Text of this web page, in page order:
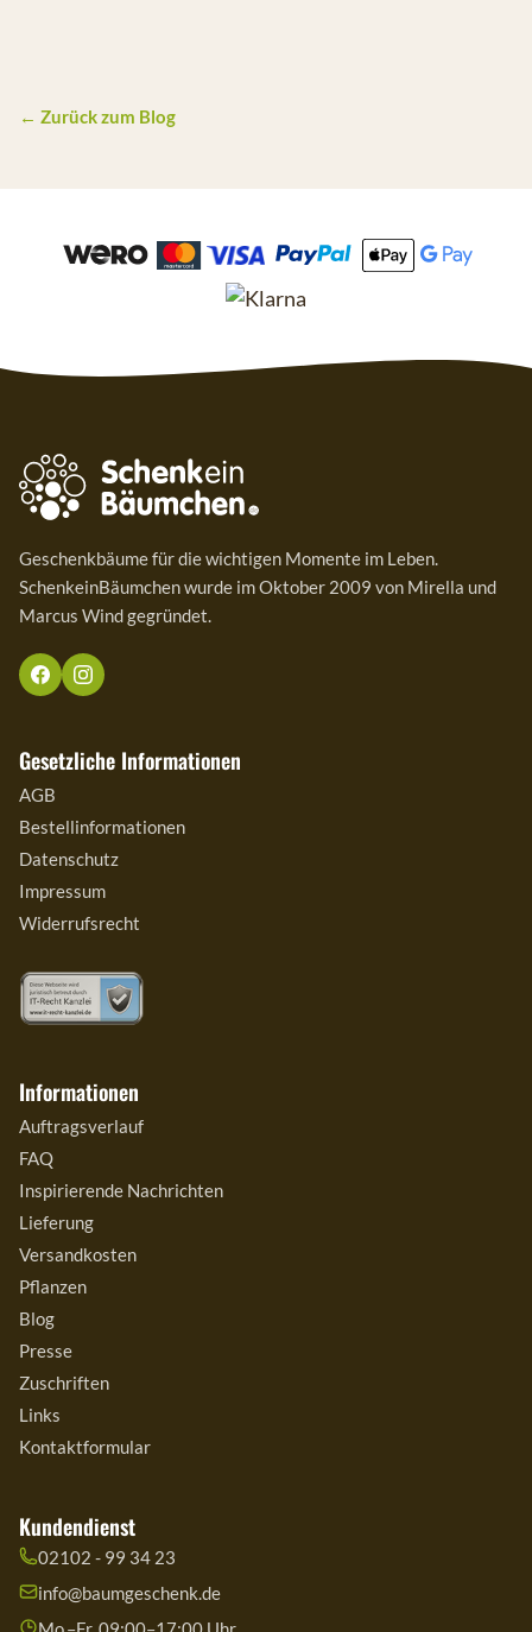
← Zurück zum Blog
Geschenkbäume für die wichtigen Momente im Leben.
SchenkeinBäumchen wurde im Oktober 2009 von Mirella und
Marcus Wind gegründet.
Gesetzliche Informationen
AGB
Bestellinformationen
Datenschutz
Impressum
Widerrufsrecht
Informationen
Auftragsverlauf
FAQ
Inspirierende Nachrichten
Lieferung
Versandkosten
Pflanzen
Blog
Presse
Zuschriften
Links
Kontaktformular
Kundendienst
02102 - 99 34 23
info@baumgeschenk.de